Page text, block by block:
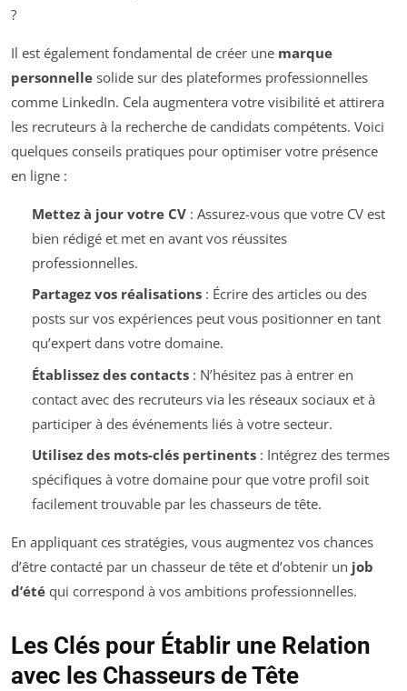
?
Il est également fondamental de créer une marque
personnelle solide sur des plateformes professionnelles
comme LinkedIn. Cela augmentera votre visibilité et attirera
les recruteurs à la recherche de candidats compétents. Voici
quelques conseils pratiques pour optimiser votre présence
en ligne :
Mettez à jour votre CV: Assurez-vous que votre CV est
bien rédigé et met en avant vos réussites
professionnelles.
Partagez vos réalisations: Écrire des articles ou des
posts sur vos expériences peut vous positionner en tant
qu’expert dans votre domaine.
Établissez des contacts: N’hésitez pas à entrer en
contact avec des recruteurs via les réseaux sociaux et à
participer à des événements liés à votre secteur.
Utilisez des mots-clés pertinents: Intégrez des termes
spécifiques à votre domaine pour que votre profil soit
facilement trouvable par les chasseurs de tête.
En appliquant ces stratégies, vous augmentez vos chances
d’être contacté par un chasseur de tête et d’obtenir un job
d’été qui correspond à vos ambitions professionnelles.
Les Clés pour Établir une Relation
avec les Chasseurs de Tête